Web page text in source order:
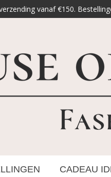
vanaf €150.
CADEAU